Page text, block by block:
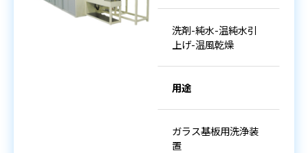
洗剤-純水-温純水引
上げ-温風乾燥
用途
ガラス基板用洗浄装
置